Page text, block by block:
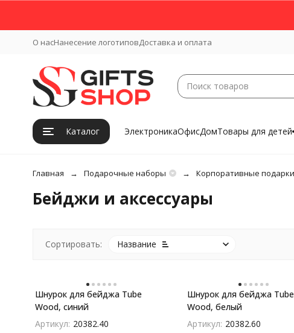
О насНанесение логотиповДоставка и оплата
Каталог ЭлектроникаОфисДомТовары для детей
Главная Подарочные наборы Корпоративные подарки
Бейджи и аксессуары
Сортировать: Название
Шнурок для бейджа Tube
Wood, синий
Артикул: 20382.40
Шнурок для бейджа Tube
Wood, белый
Артикул: 20382.60